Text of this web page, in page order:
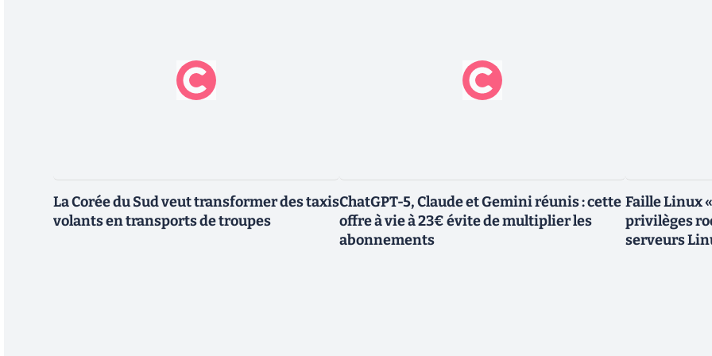
La Corée du Sud veut transformer des taxis
volants en transports de troupes
ChatGPT-5, Claude et Gemini réunis : cette
offre à vie à 23€ évite de multiplier les
abonnements
Faille Linux
privilèges
serveurs